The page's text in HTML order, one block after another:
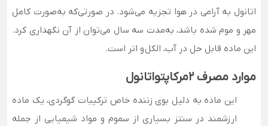
اتانول به آرامی در هوا تجزیه می‌شود. در صورتی‌که به‌صورت کامل
مهر و موم شده باشد، به‌مدت سه سال می‌توان از آن نگهداری کرد.
این ماده قابل حل در آب، الکل و اتر است.
موارد مصرف 2مرکاپتواتانول
این ماده به دلیل بوی زننده خاص ترکیبات گوگردی، یک ماده
ارزشمند در سنتز بسیاری از سموم و مواد شیمیایی از جمله